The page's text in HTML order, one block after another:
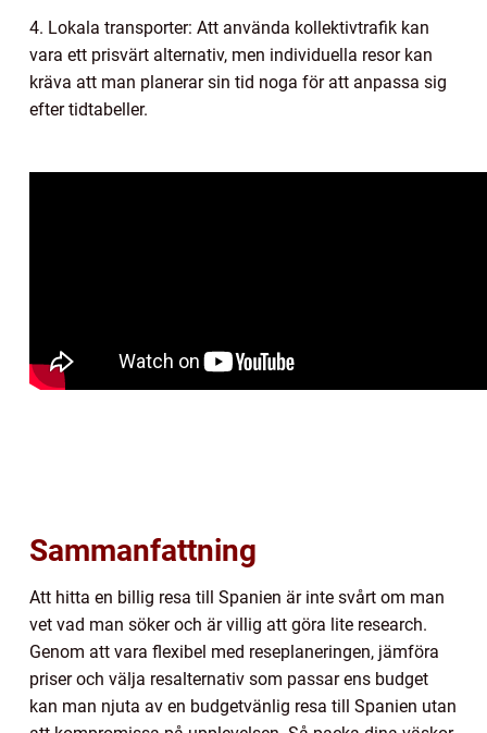
4. Lokala transporter: Att använda kollektivtrafik kan
vara ett prisvärt alternativ, men individuella resor kan
kräva att man planerar sin tid noga för att anpassa sig
efter tidtabeller.
Sammanfattning
Att hitta en billig resa till Spanien är inte svårt om man
vet vad man söker och är villig att göra lite research.
Genom att vara flexibel med reseplaneringen, jämföra
priser och välja resalternativ som passar ens budget
kan man njuta av en budgetvänlig resa till Spanien utan